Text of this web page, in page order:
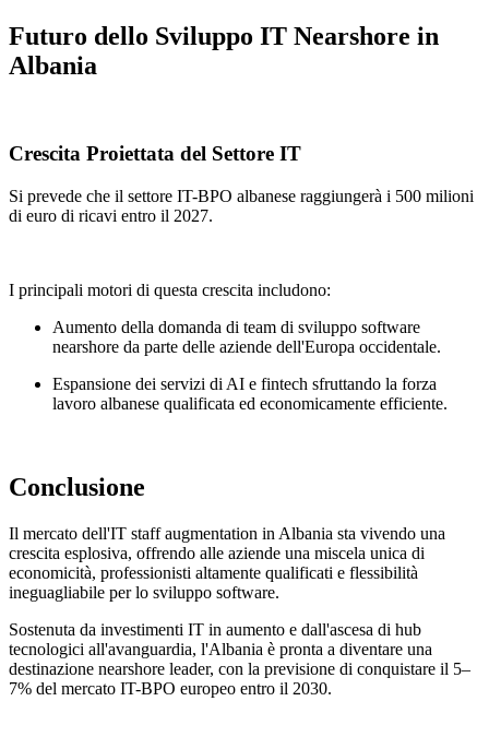
Futuro dello Sviluppo IT Nearshore in
Albania
Crescita Proiettata del Settore IT
Si prevede che il settore IT-BPO albanese raggiungerà i 500 milioni
di euro di ricavi entro il 2027.
I principali motori di questa crescita includono:
Aumento della domanda di team di sviluppo software
nearshore da parte delle aziende dell'Europa occidentale.
Espansione dei servizi di AI e fintech sfruttando la forza
lavoro albanese qualificata ed economicamente efficiente.
Conclusione
Il mercato dell'IT staff augmentation in Albania sta vivendo una
crescita esplosiva, offrendo alle aziende una miscela unica di
economicità, professionisti altamente qualificati e flessibilità
ineguagliabile per lo sviluppo software.
Sostenuta da investimenti IT in aumento e dall'ascesa di hub
tecnologici all'avanguardia, l'Albania è pronta a diventare una
destinazione nearshore leader, con la previsione di conquistare il 5–
7% del mercato IT-BPO europeo entro il 2030.